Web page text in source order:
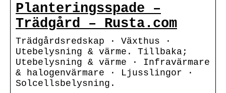
Planteringsspade –
Trädgård – Rusta.com
Trädgårdsredskap · Växthus ·
Utebelysning & värme. Tillbaka;
Utebelysning & värme · Infravärmare
& halogenvärmare · Ljusslingor ·
Solcellsbelysning.